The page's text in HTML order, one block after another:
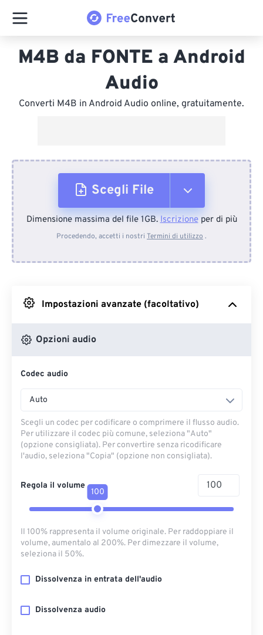
M4B da FONTE a Android
Audio
Converti M4B in Android Audio online, gratuitamente.
Scegli File
Dal dispositivo
Da Google Drive
Dimensione massima del file 1GB.Iscrizioneper di più
Procedendo, accetti i nostri Termini di utilizzo .
Impostazioni avanzate (facoltativo)
Opzioni audio
Codec audio
Auto
Scegli un codec per codificare o comprimere il flusso audio.
Per utilizzare il codec più comune, seleziona "Auto"
(opzione consigliata). Per convertire senza ricodificare
l'audio, seleziona "Copia" (opzione non consigliata).
Regola il volume
100
Il 100% rappresenta il volume originale. Per raddoppiare il
volume, aumentalo al 200%. Per dimezzare il volume,
seleziona il 50%.
Dissolvenza in entrata dell'audio
Dissolvenza audio